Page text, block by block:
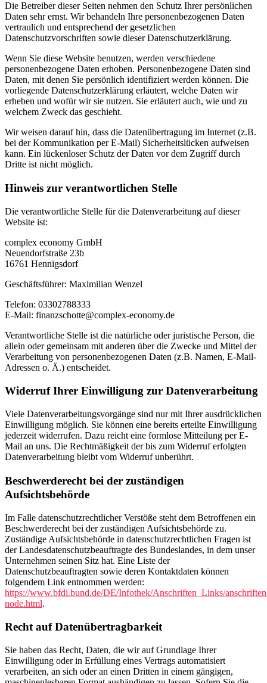
Die Betreiber dieser Seiten nehmen den Schutz Ihrer persönlichen
Daten sehr ernst. Wir behandeln Ihre personenbezogenen Daten
vertraulich und entsprechend der gesetzlichen
Datenschutzvorschriften sowie dieser Datenschutzerklärung.
Wenn Sie diese Website benutzen, werden verschiedene
personenbezogene Daten erhoben. Personenbezogene Daten sind
Daten, mit denen Sie persönlich identifiziert werden können. Die
vorliegende Datenschutzerklärung erläutert, welche Daten wir
erheben und wofür wir sie nutzen. Sie erläutert auch, wie und zu
welchem Zweck das geschieht.
Wir weisen darauf hin, dass die Datenübertragung im Internet (z.B.
bei der Kommunikation per E-Mail) Sicherheitslücken aufweisen
kann. Ein lückenloser Schutz der Daten vor dem Zugriff durch
Dritte ist nicht möglich.
Hinweis zur verantwortlichen Stelle
Die verantwortliche Stelle für die Datenverarbeitung auf dieser
Website ist:
complex economy GmbH
Neuendorfstraße 23b
16761 Hennigsdorf
Geschäftsführer: Maximilian Wenzel
Telefon: 03302788333
E-Mail: finanzschotte@complex-economy.de
Verantwortliche Stelle ist die natürliche oder juristische Person, die
allein oder gemeinsam mit anderen über die Zwecke und Mittel der
Verarbeitung von personenbezogenen Daten (z.B. Namen, E-Mail-
Adressen o. Ä.) entscheidet.
Widerruf Ihrer Einwilligung zur Datenverarbeitung
Viele Datenverarbeitungsvorgänge sind nur mit Ihrer ausdrücklichen
Einwilligung möglich. Sie können eine bereits erteilte Einwilligung
jederzeit widerrufen. Dazu reicht eine formlose Mitteilung per E-
Mail an uns. Die Rechtmäßigkeit der bis zum Widerruf erfolgten
Datenverarbeitung bleibt vom Widerruf unberührt.
Beschwerderecht bei der zuständigen
Aufsichtsbehörde
Im Falle datenschutzrechtlicher Verstöße steht dem Betroffenen ein
Beschwerderecht bei der zuständigen Aufsichtsbehörde zu.
Zuständige Aufsichtsbehörde in datenschutzrechtlichen Fragen ist
der Landesdatenschutzbeauftragte des Bundeslandes, in dem unser
Unternehmen seinen Sitz hat. Eine Liste der
Datenschutzbeauftragten sowie deren Kontaktdaten können
folgendem Link entnommen werden:
https://www.bfdi.bund.de/DE/Infothek/Anschriften_Links/
node.html.
Recht auf Datenübertragbarkeit
Sie haben das Recht, Daten, die wir auf Grundlage Ihrer
Einwilligung oder in Erfüllung eines Vertrags automatisiert
verarbeiten, an sich oder an einen Dritten in einem gängigen,